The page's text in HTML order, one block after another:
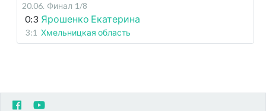
20.06. Финал 1/8
0:3 Ярошенко Екатерина
3:1 Хмельницкая область